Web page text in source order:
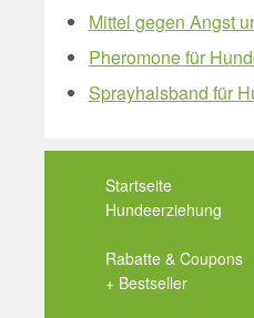
Mittel gegen Angst
Pheromone für
Sprayhalsband für
Startseite
Hundeerziehung
Rabatte & Coupons
+ Bestseller